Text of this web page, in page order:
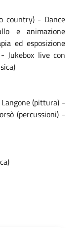
country) - Dance
e animazione
ed esposizione
Jukebox live con
(pittura) -
(percussioni) -